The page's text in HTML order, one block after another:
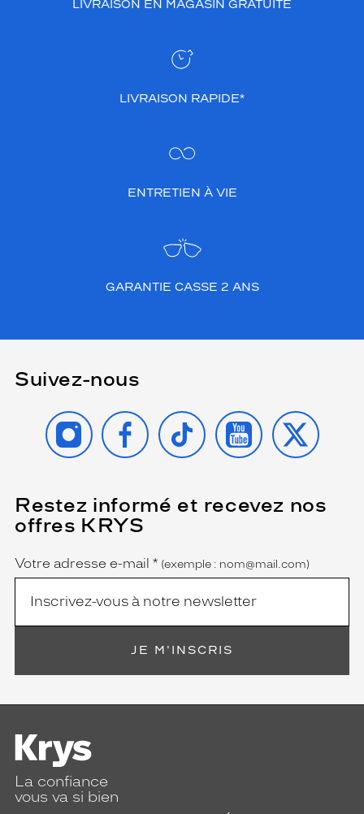
LIVRAISON EN MAGASIN GRATUITE
LIVRAISON RAPIDE*
ENTRETIEN À VIE
GARANTIE CASSE 2 ANS
Suivez-nous
INSTAGRAMFACEBOOK
TIKTOK YOUTUBE
X
Restez informé et recevez nos
offres KRYS
Name
Votre adresse e-mail *
(Ce
champ
est
obligatoire)
(exemple : nom@mail.com)
JE M'INSCRIS
La confiance
vous va si bien